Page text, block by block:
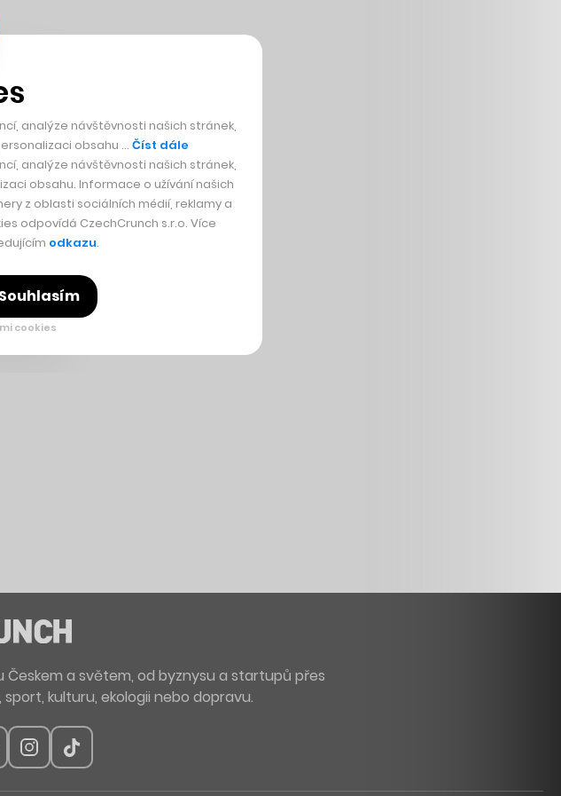
a světem, od byznysu a startupů přes
kulturu, ekologii nebo dopravu.
analýze návštěvnosti našich stránek,
obsahu … Číst dále
analýze návštěvnosti našich stránek,
obsahu. Informace o užívání našich
z oblasti sociálních médií, reklamy a
odpovídá CzechCrunch s.r.o. Více
odkazu.
Souhlasím
cookies